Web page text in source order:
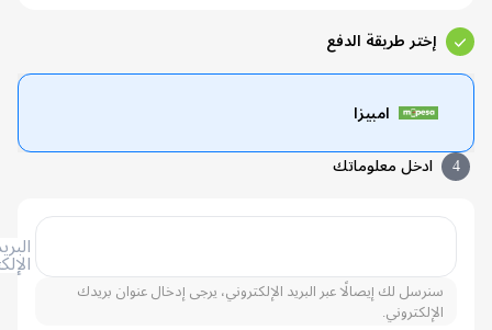
إختر طريقة الدفع
امبيزا
ادخل معلوماتك
الإلكتروني
سنرسل لك إيصالًا عبر البريد الإلكتروني، يرجى إدخال عنوان بريدك
الإلكتروني.